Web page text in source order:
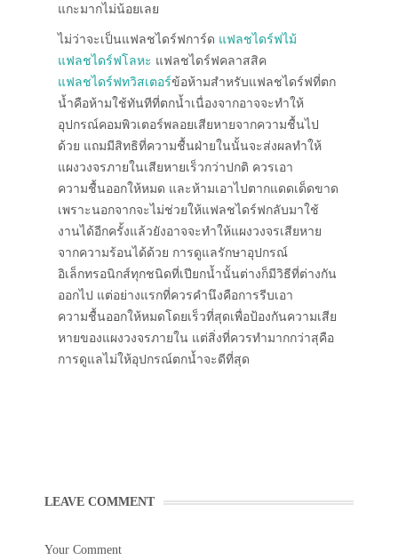
แกะมากไม่น้อยเลย
ไม่ว่าจะเป็นแฟลชไดร์ฟการ์ด แฟลชไดร์ฟไม้
แฟลชไดร์ฟโลหะ แฟลชไดร์ฟคลาสสิค
แฟลชไดร์ฟทวิสเตอร์ข้อห้ามสำหรับแฟลชไดร์ฟที่ตก
น้ำคือห้ามใช้ทันทีที่ตกน้ำเนื่องจากอาจจะทำให้
อุปกรณ์คอมพิวเตอร์พลอยเสียหายจากความชื้นไป
ด้วย แถมมีสิทธิที่ความชื้นฝ่ายในนั้นจะส่งผลทำให้
แผงวงจรภายในเสียหายเร็วกว่าปกติ ควรเอา
ความชื้นออกให้หมด และห้ามเอาไปตากแดดเด็ดขาด
เพราะนอกจากจะไม่ช่วยให้แฟลชไดร์ฟกลับมาใช้
งานได้อีกครั้งแล้วยังอาจจะทำให้แผงวงจรเสียหาย
จากความร้อนได้ด้วย การดูแลรักษาอุปกรณ์
อิเล็กทรอนิกส์ทุกชนิดที่เปียกน้ำนั้นต่างก็มีวิธีที่ต่างกัน
ออกไป แต่อย่างแรกที่ควรคำนึงคือการรีบเอา
ความชื้นออกให้หมดโดยเร็วที่สุดเพื่อป้องกันความเสีย
หายของแผงวงจรภายใน แต่สิ่งที่ควรทำมากกว่าสุคือ
การดูแลไม่ให้อุปกรณ์ตกน้ำจะดีที่สุด
LEAVE COMMENT
Your Comment